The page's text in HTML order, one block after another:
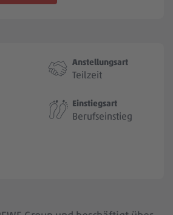
Anstellungsart
Teilzeit
Einstiegsart
Berufseinstieg